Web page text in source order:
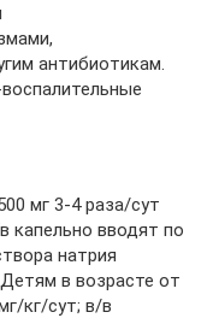
антибиотикам.
мг 3-4 раза/сут
капельно вводят по
натрия
в возрасте от
кг/сут; в/в